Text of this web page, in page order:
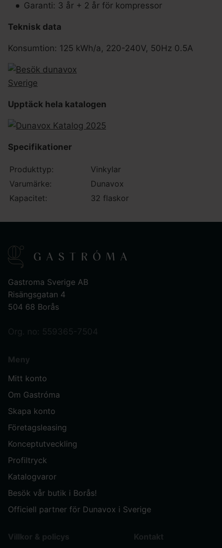
Garanti: 3 år + 2 år för kompressor
Teknisk data
Konsumtion: 125 kWh/a, 220-240V, 50Hz 0.5A
Upptäck hela katalogen
Specifikationer
Produkttyp:
Vinkylar
Varumärke:
Dunavox
Kapacitet:
32 flaskor
Gastroma Sverige AB
Risängsgatan 4
504 68 Borås
Org. no: 559365-7504
Meny
Mitt konto
Om Gastróma
Skapa konto
Företagsleasing
Konceptutveckling
Profiltryck
Katalogvaror
Besök vår butik i Borås!
Officiell partner för Dunavox i Sverige
Villkor & policys Kontakt